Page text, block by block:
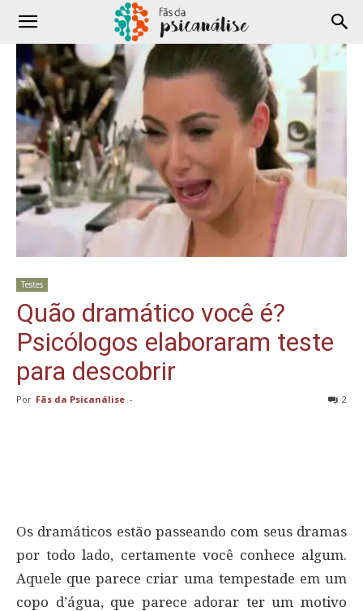
Testes
Quão dramático você é?
Psicólogos elaboraram teste
para descobrir
Por Fãs da Psicanálise - 2
Os dramáticos estão passeando com seus dramas
por todo lado, certamente você conhece algum.
Aquele que parece criar uma tempestade em um
copo d’água, que parece adorar ter um motivo